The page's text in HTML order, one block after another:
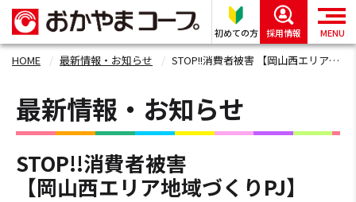
初めての方 採用情報 MENU
HOME 最新情報・お知らせ STOP!!消費者被害 【岡山西エリア地域づくりPJ】
最新情報・お知らせ
STOP!!消費者被害
【岡山西エリア地域づくりPJ】